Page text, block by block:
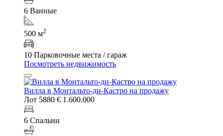
6 Ванные
500 м2
10 Парковочные места / гараж
Посмотреть недвижимость
Вилла в Монтальто-ди-Кастро на продажу
Лот 5880 € 1.600.000
6 Спальни